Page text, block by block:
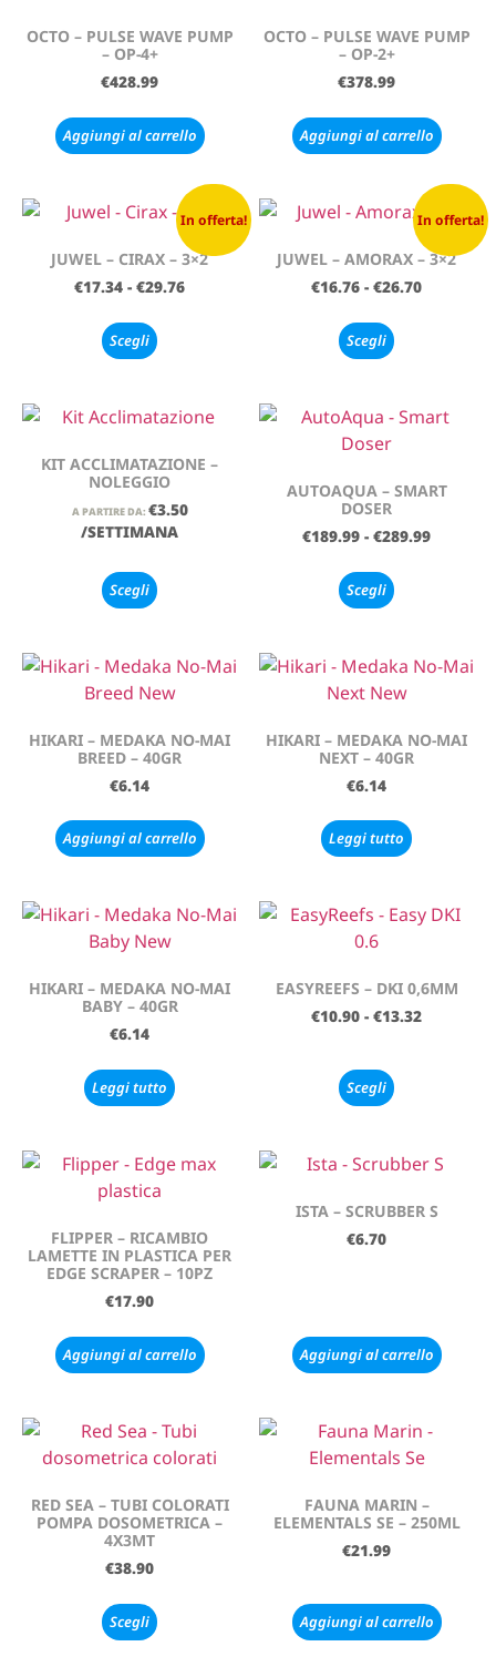
OCTO – PULSE WAVE PUMP
– OP-4+
€428.99
Aggiungi al carrello
OCTO – PULSE WAVE PUMP
– OP-2+
€378.99
Aggiungi al carrello
In offerta!
JUWEL – CIRAX – 3×2
€17.34 - €29.76
Scegli
In offerta!
JUWEL – AMORAX – 3×2
€16.76 - €26.70
Scegli
KIT ACCLIMATAZIONE –
NOLEGGIO
A PARTIRE DA: €3.50
/SETTIMANA
Scegli
AUTOAQUA – SMART
DOSER
€189.99 - €289.99
Scegli
HIKARI – MEDAKA NO-MAI
BREED – 40GR
€6.14
Aggiungi al carrello
HIKARI – MEDAKA NO-MAI
NEXT – 40GR
€6.14
Leggi tutto
HIKARI – MEDAKA NO-MAI
BABY – 40GR
€6.14
Leggi tutto
EASYREEFS – DKI 0,6MM
€10.90 - €13.32
Scegli
FLIPPER – RICAMBIO
LAMETTE IN PLASTICA PER
EDGE SCRAPER – 10PZ
€17.90
Aggiungi al carrello
ISTA – SCRUBBER S
€6.70
Aggiungi al carrello
RED SEA – TUBI COLORATI
POMPA DOSOMETRICA –
4X3MT
€38.90
Scegli
FAUNA MARIN –
ELEMENTALS SE – 250ML
€21.99
Aggiungi al carrello